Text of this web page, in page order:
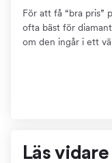
För att få “bra pris”
ofta bäst för
om den ingår i ett
Läs vidare